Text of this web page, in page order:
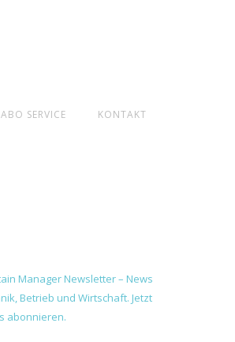
ABO SERVICE KONTAKT